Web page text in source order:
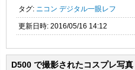
タグ: ニコン デジタル一眼レフ
更新日時: 2016/05/16 14:12
D500 で撮影されたコスプレ写真